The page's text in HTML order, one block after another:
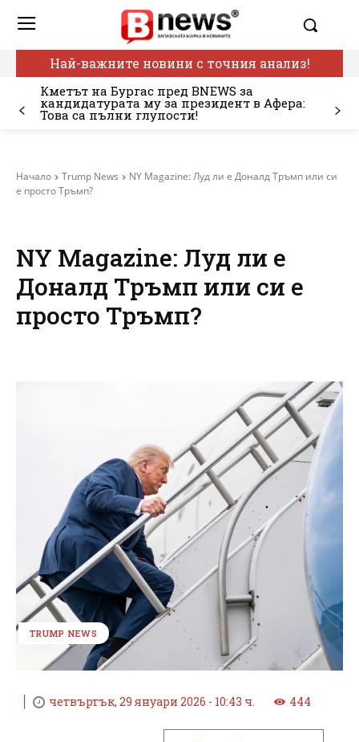
Най-важните новини с точния анализ!
Кметът на Бургас пред BNEWS за
кандидатурата му за президент в Афера:
Това са пълни глупости!
Начало Trump News
NY Magazine: Луд ли е Доналд Тръмп или си
е просто Тръмп?
NY Magazine: Луд ли е
Доналд Тръмп или си е
просто Тръмп?
TRUMP NEWS
четвъртък, 29 януари 2026 - 10:43 ч. 444